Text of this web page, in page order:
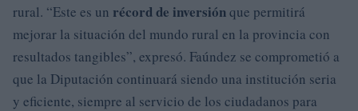
rural. “Este es un récord de inversiónque permitirá
mejorar la situación del mundo rural en la provincia con
resultados tangibles”, expresó. Faúndez se comprometió a
que la Diputación continuará siendo una institución seria
y eficiente, siempre al servicio de los ciudadanos para